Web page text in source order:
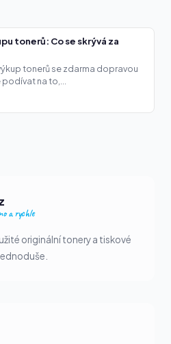
tonerů: Co se skrývá za
tonerů se zdarma dopravou
na to,...
a rychle
originální tonery a tiskové